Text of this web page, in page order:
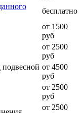
бесплатно
от 1500
руб
от 2500
руб
подвесной от 4500
руб
от 2500
руб
от 2500